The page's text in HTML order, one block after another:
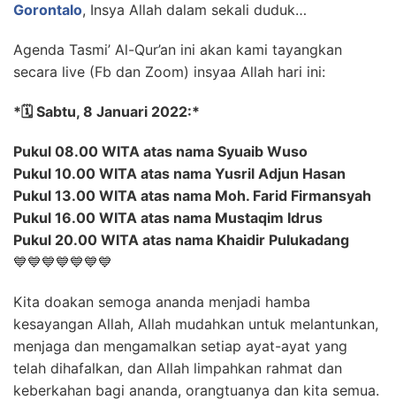
Gorontalo, Insya Allah dalam sekali duduk…
Agenda Tasmi’ Al-Qur’an ini akan kami tayangkan
secara live (Fb dan Zoom) insyaa Allah hari ini:
*🗓️ Sabtu, 8 Januari 2022:*
Pukul 08.00 WITA atas nama Syuaib Wuso
Pukul 10.00 WITA atas nama Yusril Adjun Hasan
Pukul 13.00 WITA atas nama Moh. Farid Firmansyah
Pukul 16.00 WITA atas nama Mustaqim Idrus
Pukul 20.00 WITA atas nama Khaidir Pulukadang
💙💙💙💙💙💙💙
Kita doakan semoga ananda menjadi hamba
kesayangan Allah, Allah mudahkan untuk melantunkan,
menjaga dan mengamalkan setiap ayat-ayat yang
telah dihafalkan, dan Allah limpahkan rahmat dan
keberkahan bagi ananda, orangtuanya dan kita semua.